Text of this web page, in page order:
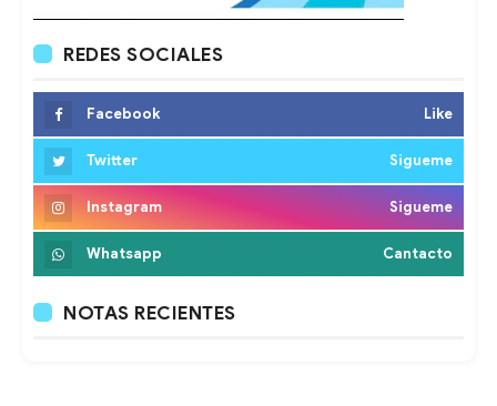
REDES SOCIALES
Facebook Like
Twitter Sigueme
Instagram Sigueme
Whatsapp Cantacto
NOTAS RECIENTES